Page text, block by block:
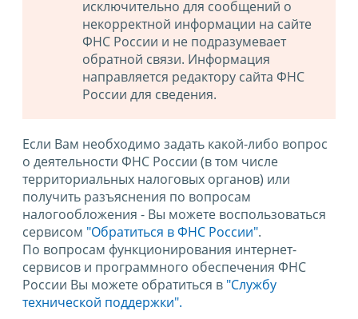
исключительно для сообщений о
некорректной информации на сайте
ФНС России и не подразумевает
обратной связи. Информация
направляется редактору сайта ФНС
России для сведения.
Если Вам необходимо задать какой-либо вопрос
о деятельности ФНС России (в том числе
территориальных налоговых органов) или
получить разъяснения по вопросам
налогообложения - Вы можете воспользоваться
сервисом "Обратиться в ФНС России".
По вопросам функционирования интернет-
сервисов и программного обеспечения ФНС
России Вы можете обратиться в "Службу
технической поддержки".